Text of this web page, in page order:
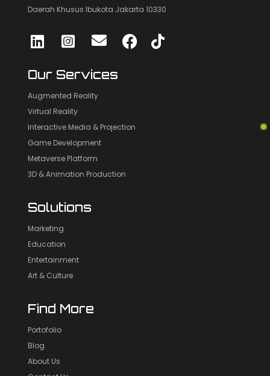
Daerah Khusus Ibukota Jakarta 10330
Our Services
Augmented Reality
Virtual Reality
Interactive Media & Projection
Game Development
Metaverse Platform
3D & Animation Production
Solutions
Marketing
Education
Entertainment
Art & Culture
Find More
Portofolio
Blog
About Us